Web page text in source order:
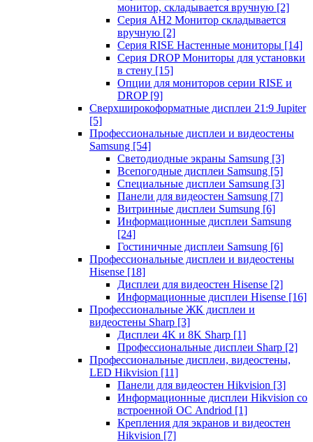
монитор, складывается вручную [2]
Серия AH2 Монитор складывается
вручную [2]
Серия RISE Настенные мониторы [14]
Серия DROP Мониторы для установки
в стену [15]
Опции для мониторов серии RISE и
DROP [9]
Сверхширокоформатные дисплеи 21:9 Jupiter
[5]
Профессиональные дисплеи и видеостены
Samsung [54]
Светодиодные экраны Samsung [3]
Всепогодные дисплеи Samsung [5]
Специальные дисплеи Samsung [3]
Панели для видеостен Samsung [7]
Витринные дисплеи Sumsung [6]
Информационные дисплеи Samsung
[24]
Гостиничные дисплеи Samsung [6]
Профессиональные дисплеи и видеостены
Hisense [18]
Дисплеи для видеостен Hisense [2]
Информационные дисплеи Hisense [16]
Профессиональные ЖК дисплеи и
видеостены Sharp [3]
Дисплеи 4K и 8K Sharp [1]
Профессиональные дисплеи Sharp [2]
Профессиональные дисплеи, видеостены,
LED Hikvision [11]
Панели для видеостен Hikvision [3]
Информационные дисплеи Hikvision со
встроенной ОС Andriod [1]
Крепления для экранов и видеостен
Hikvision [7]